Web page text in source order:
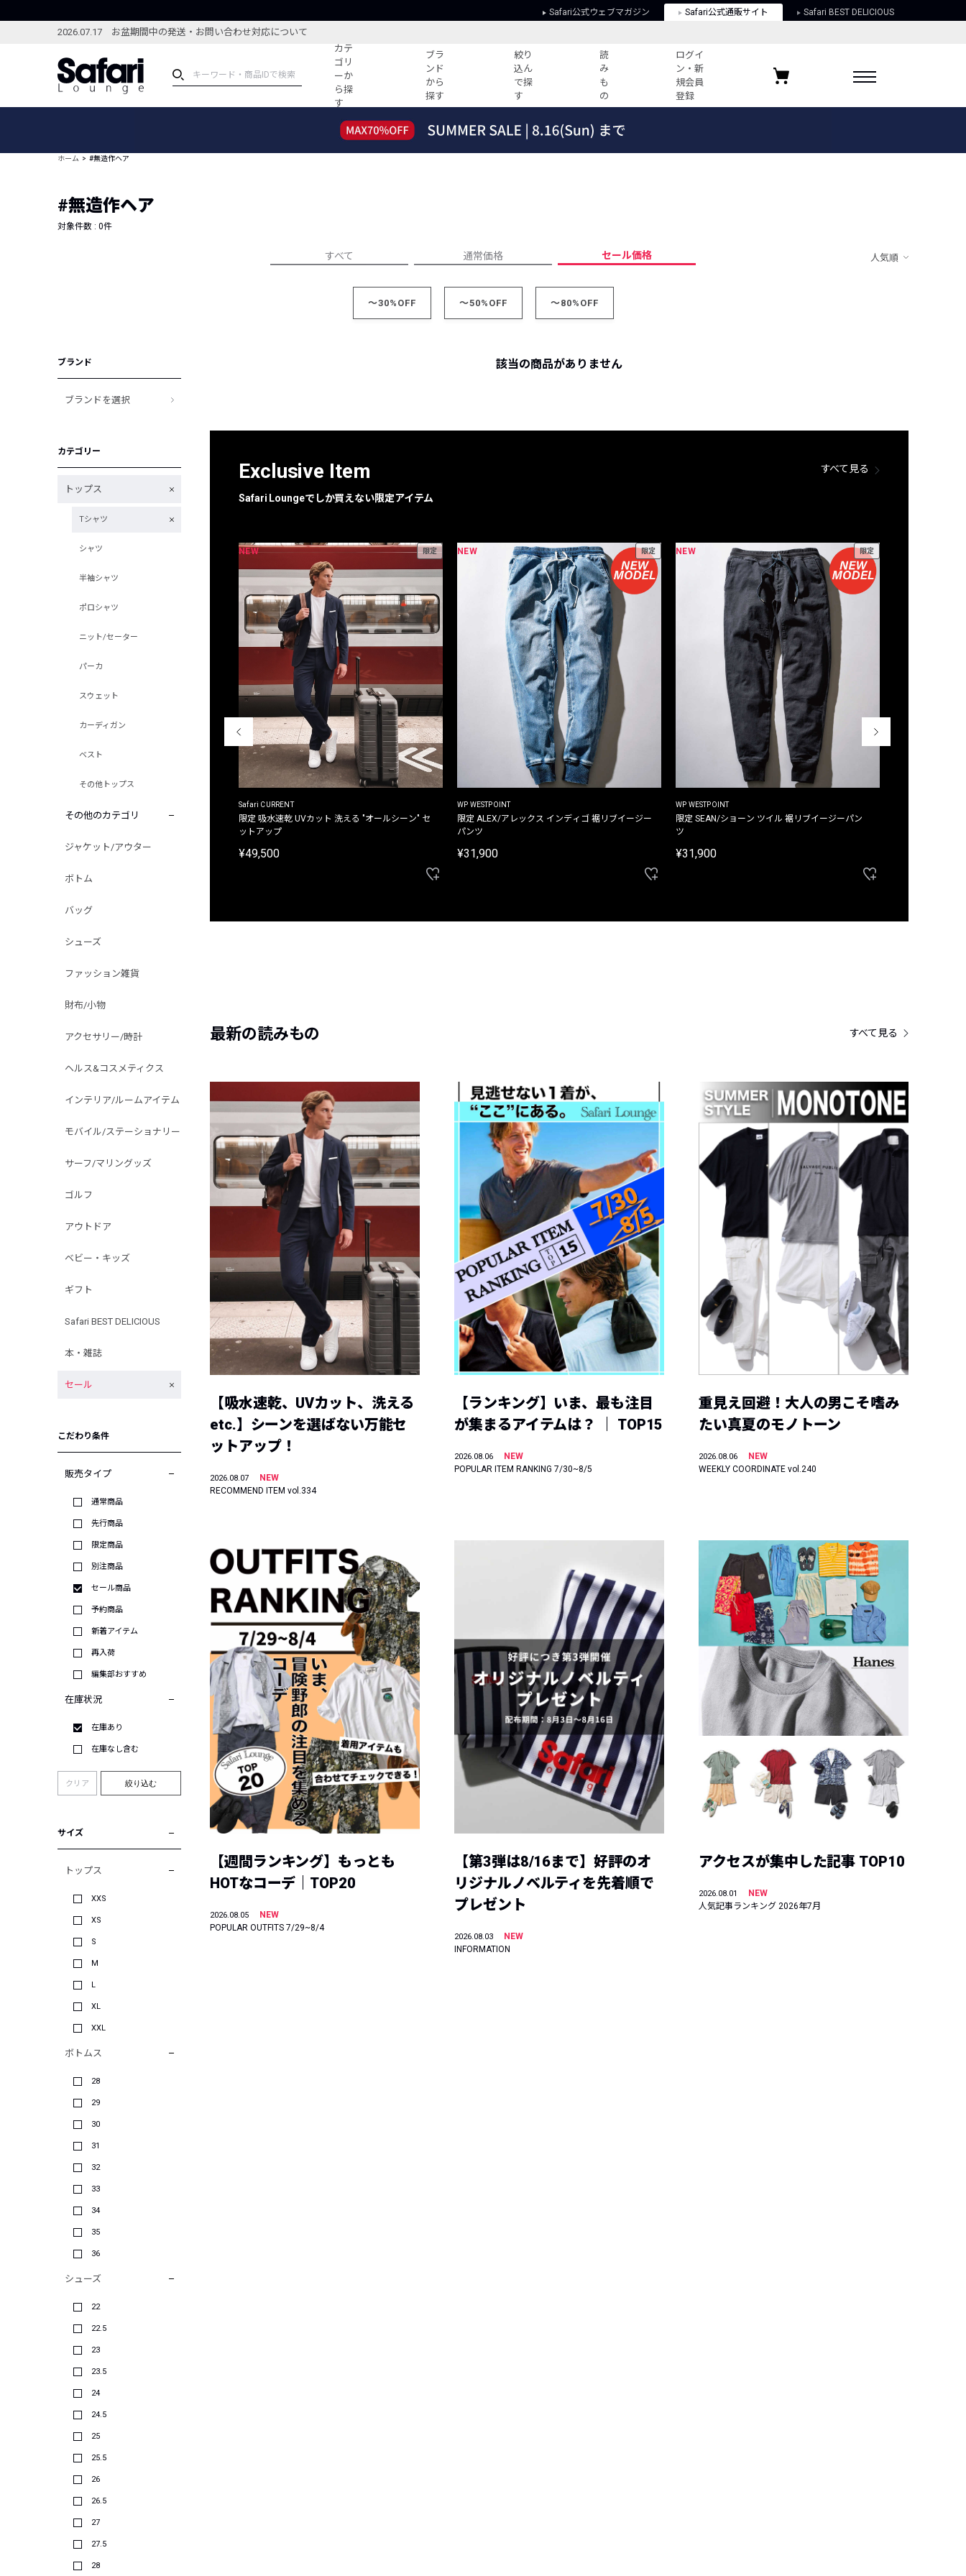
Safari公式ウェブマガジン Safari公式通販サイト Safari BEST DELICIOUS
2026.07.17 お盆期間中の発送・お問い合わせ対応について
カテ
ゴリ
ーか
ら探
す
ブラ
ンド
から
探す
絞り
込ん
で探
す
読
み
も
の
ログイ
ン・新
規会員
登録
ブランドから探す
新着アイテム
編集部のおすすめアイテム
すべての記事
人気記事ランキング
ウィークリーコーデ
プライバシーポリシー
お気に入りブランド
ホーム #無造作ヘア
#無造作ヘア
対象件数 : 0件
すべて 通常価格 セール価格 人気順
～30%OFF ～50%OFF ～80%OFF
ブランド
ブランドを選択
カテゴリー
トップス
Tシャツ
シャツ
半袖シャツ
ポロシャツ
ニット/セーター
パーカ
スウェット
カーディガン
ベスト
その他トップス
その他のカテゴリ
ジャケット/アウター
ボトム
バッグ
シューズ
ファッション雑貨
財布/小物
アクセサリー/時計
ヘルス&コスメティクス
インテリア/ルームアイテム
モバイル/ステーショナリー
サーフ/マリングッズ
ゴルフ
アウトドア
ベビー・キッズ
ギフト
Safari BEST DELICIOUS
本・雑誌
セール
こだわり条件
販売タイプ
通常商品
先行商品
限定商品
別注商品
セール商品
予約商品
新着アイテム
再入荷
編集部おすすめ
在庫状況
在庫あり
在庫なし含む
クリア 絞り込む
サイズ
トップス
XXS
XS
S
M
L
XL
XXL
ボトムス
28
29
30
31
32
33
34
35
36
シューズ
22
22.5
23
23.5
24
24.5
25
25.5
26
26.5
27
27.5
28
該当の商品がありません
Exclusive Item
Safari Loungeでしか買えない限定アイテム
すべて見る
別注限定 フード付き チェックシャツジャケット
NEW 限定
Safari CURRENT
限定 吸水速乾 UVカット 洗える "オールシーン" セ
ットアップ
¥49,500
NEW 限定
WP WESTPOINT
限定 ALEX/アレックス インディゴ 裾リブイージー
パンツ
¥31,900
NEW 限定
WP WESTPOINT
限定 SEAN/ショーン ツイル 裾リブイージーパン
ツ
¥31,900
最新の読みもの すべて見る
【吸水速乾、UVカット、洗える
etc.】シーンを選ばない万能セ
ットアップ！
2026.08.07
NEW
RECOMMEND ITEM vol.334
【ランキング】いま、最も注目
が集まるアイテムは？ ｜ TOP15
2026.08.06
NEW
POPULAR ITEM RANKING 7/30~8/5
重見え回避！大人の男こそ嗜み
たい真夏のモノトーン
2026.08.06
NEW
WEEKLY COORDINATE vol.240
【週間ランキング】もっとも
HOTなコーデ｜TOP20
2026.08.05
NEW
POPULAR OUTFITS 7/29~8/4
【第3弾は8/16まで】好評のオ
リジナルノベルティを先着順で
プレゼント
2026.08.03
NEW
INFORMATION
アクセスが集中した記事 TOP10
2026.08.01
NEW
人気記事ランキング 2026年7月